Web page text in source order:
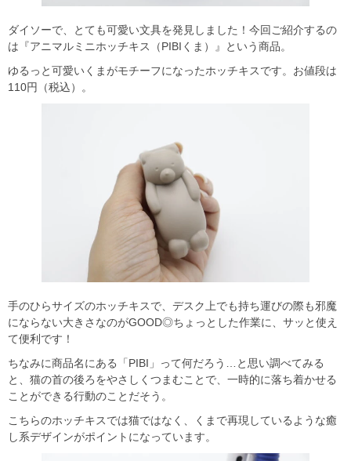
ダイソーで、とても可愛い文具を発見しました！今回ご紹介するの
は『アニマルミニホッチキス（PIBIくま）』という商品。
ゆるっと可愛いくまがモチーフになったホッチキスです。お値段は
110円（税込）。
手のひらサイズのホッチキスで、デスク上でも持ち運びの際も邪魔
にならない大きさなのがGOOD◎ちょっとした作業に、サッと使え
て便利です！
ちなみに商品名にある「PIBI」って何だろう…と思い調べてみる
と、猫の首の後ろをやさしくつまむことで、一時的に落ち着かせる
ことができる行動のことだそう。
こちらのホッチキスでは猫ではなく、くまで再現しているような癒
し系デザインがポイントになっています。